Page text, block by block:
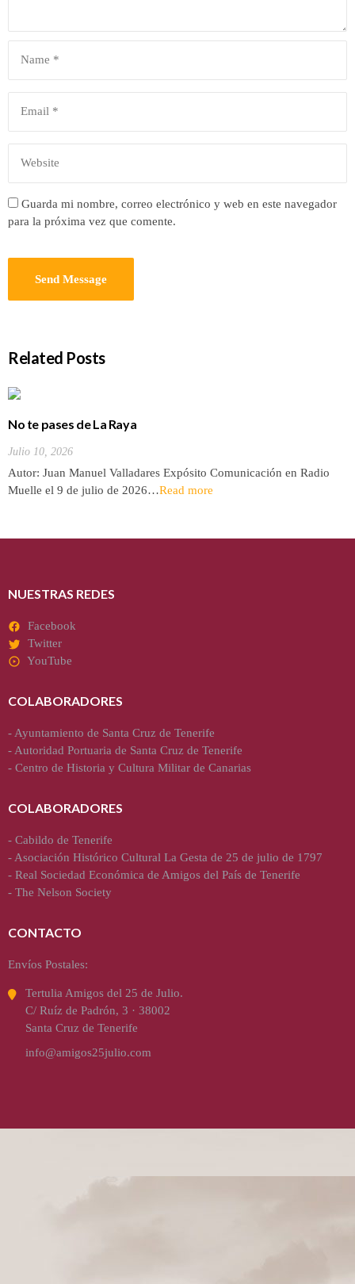
Guarda mi nombre, correo electrónico y web en este navegador
para la próxima vez que comente.
Related Posts
No te pases de La Raya
Julio 10, 2026
Autor: Juan Manuel Valladares Expósito Comunicación en Radio
Muelle el 9 de julio de 2026…Read more
NUESTRAS REDES
Facebook
Twitter
YouTube
COLABORADORES
- Ayuntamiento de Santa Cruz de Tenerife
- Autoridad Portuaria de Santa Cruz de Tenerife
- Centro de Historia y Cultura Militar de Canarias
COLABORADORES
- Cabildo de Tenerife
- Asociación Histórico Cultural La Gesta de 25 de julio de 1797
- Real Sociedad Económica de Amigos del País de Tenerife
- The Nelson Society
CONTACTO
Envíos Postales:
Tertulia Amigos del 25 de Julio.
C/ Ruíz de Padrón, 3 · 38002
Santa Cruz de Tenerife
info@amigos25julio.com